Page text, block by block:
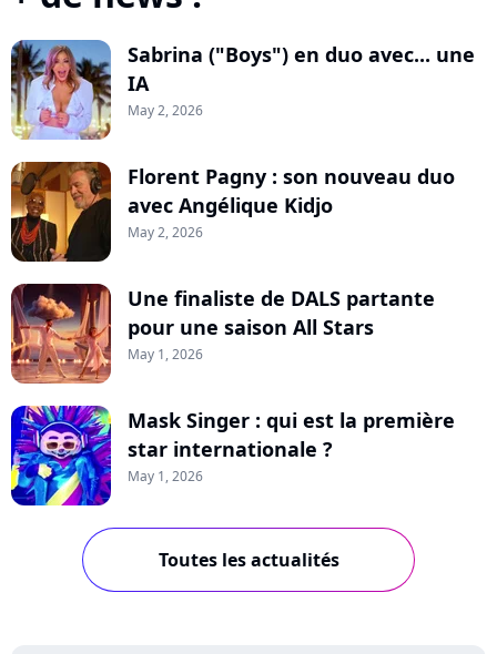
Sabrina ("Boys") en duo avec... une
IA
May 2, 2026
Florent Pagny : son nouveau duo
avec Angélique Kidjo
May 2, 2026
Une finaliste de DALS partante
pour une saison All Stars
May 1, 2026
Mask Singer : qui est la première
star internationale ?
May 1, 2026
Toutes les actualités